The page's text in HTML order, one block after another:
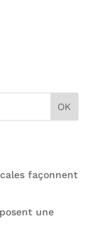
OK
façonnent
une